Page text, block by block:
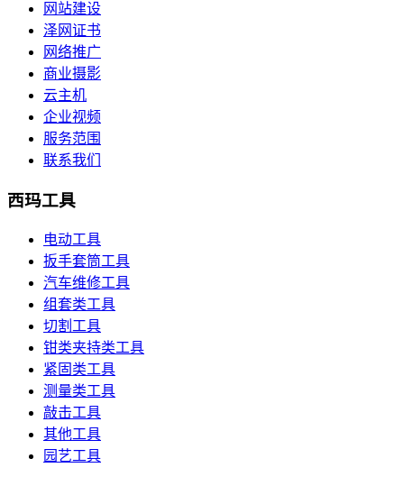
网站建设
泽网证书
网络推广
商业摄影
云主机
企业视频
服务范围
联系我们
西玛工具
电动工具
扳手套筒工具
汽车维修工具
组套类工具
切割工具
钳类夹持类工具
紧固类工具
测量类工具
敲击工具
其他工具
园艺工具